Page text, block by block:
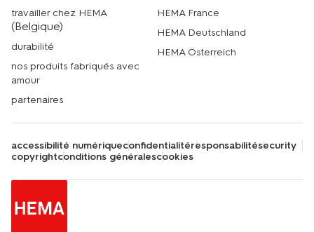
travailler chez HEMA
(Belgique)
durabilité
nos produits fabriqués avec
amour
partenaires
HEMA France
HEMA Deutschland
HEMA Österreich
accessibilité numériqueconfidentialitéresponsabilitésecurity
copyrightconditions généralescookies